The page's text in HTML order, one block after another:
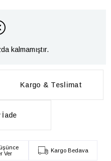
kalmamıştır.
Kargo & Teslimat
İade
Ver
Kargo Bedava